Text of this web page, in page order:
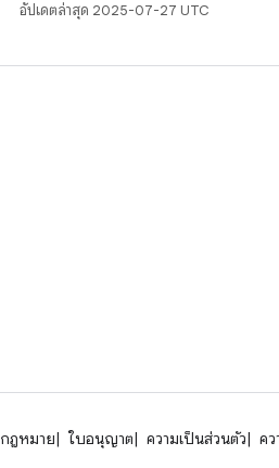
อัปเดตล่าสุด 2025-07-27 UTC
กฎหมาย ใบอนุญาต ความเป็นส่วนตัว ค